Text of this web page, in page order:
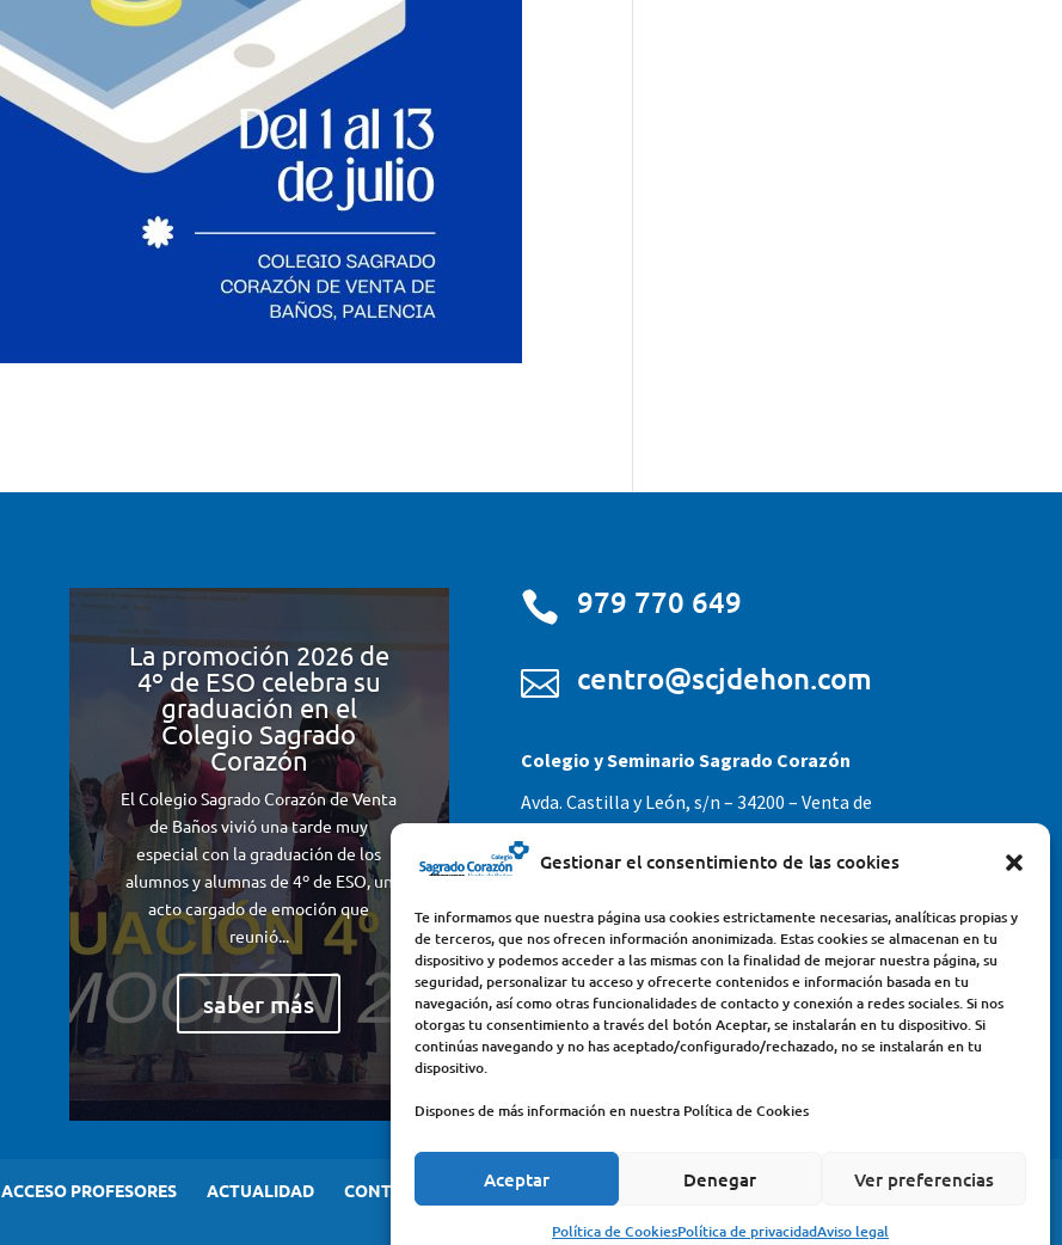
Gestionar el consentimiento de las cookies
Te informamos que nuestra página usa cookies estrictamente necesarias, analíticas propias y
de terceros, que nos ofrecen información anonimizada. Estas cookies se almacenan en tu
dispositivo y podemos acceder a las mismas con la finalidad de mejorar nuestra página, su
seguridad, personalizar tu acceso y ofrecerte contenidos e información basada en tu
navegación, así como otras funcionalidades de contacto y conexión a redes sociales. Si nos
otorgas tu consentimiento a través del botón Aceptar, se instalarán en tu dispositivo. Si
continúas navegando y no has aceptado/configurado/rechazado, no se instalarán en tu
dispositivo.
Dispones de más información en nuestra Política de Cookies
Aceptar Denegar Ver preferencias
Política de CookiesPolítica de privacidadAviso legal
La promoción 2026 de
4º de ESO celebra su
graduación en el
Colegio Sagrado
Corazón
El Colegio Sagrado Corazón de Venta
de Baños vivió una tarde muy
especial con la graduación de los
alumnos y alumnas de 4º de ESO, un
acto cargado de emoción que
reunió...
saber más
 979 770 649
 centro@scjdehon.com
Colegio y Seminario Sagrado Corazón
Avda. Castilla y León, s/n – 34200 – Venta de
Baños (Palencia) – Teléfono 979770649
ACCESO PROFESORES ACTUALIDAD CONTACTO AVISO LEGAL
POLÍTICA DE PRIVACIDAD